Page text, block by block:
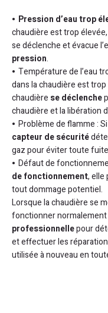
Pression d’eau trop
chaudière est trop
se déclenche et évacue
pression.
Température de l’eau
dans la chaudière est
chaudière se déclenche
chaudière et la libération
Problème de flamme :
capteur de sécurité
gaz pour éviter toute
Défaut de
de fonctionnement, elle
tout dommage potentiel.
Lorsque la chaudière se
fonctionner
professionnellepour
et effectuer les
utilisée à nouveau en